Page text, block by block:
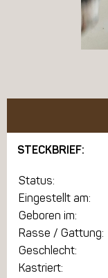
STECKBRIEF:
Status:
Eingestellt am:
Geboren im:
Rasse / Gattung:
Geschlecht:
Kastriert: